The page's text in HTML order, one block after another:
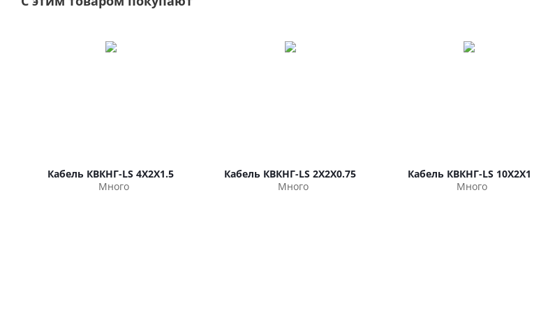
Кабель КВКНГ-LS 4Х2Х1.5
Много
Кабель КВКНГ-LS 2Х2Х0.75
Много
Кабель КВКНГ-LS 10Х2Х1
Много